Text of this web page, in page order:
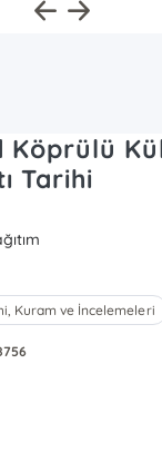
Köprülü
Tarihi
Kuram ve İncelemeleri